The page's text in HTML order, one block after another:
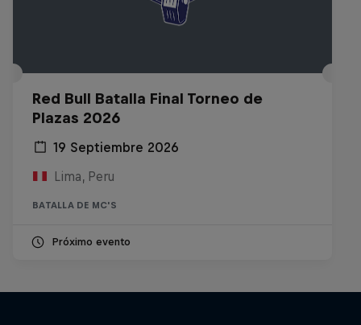
Red Bull Batalla Final Torneo de
Plazas 2026
19 Septiembre 2026
Lima, Peru
BATALLA DE MC'S
Próximo evento